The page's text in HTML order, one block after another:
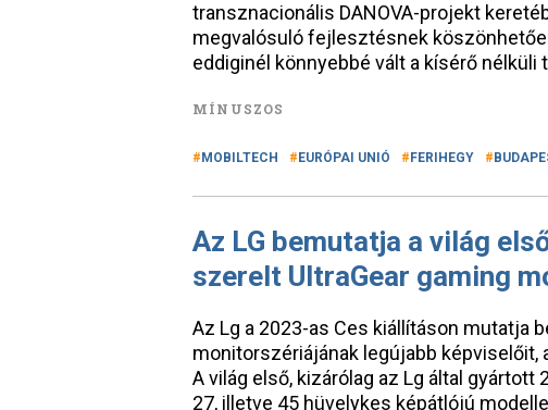
transznacionális DANOVA-projekt
megvalósuló fejlesztésnek
eddiginél könnyebbé vált a kísérő nélküli
MÍNUSZOS
MOBILTECH EURÓPAI UNIÓ FERIHEGY
Az LG bemutatja a világ
szerelt UltraGear gaming
Az Lg a 2023-as Ces kiállításon mutatja
monitorszériájának legújabb képviselőit,
A világ első, kizárólag az Lg által
27, illetve 45 hüvelykes képátlójú